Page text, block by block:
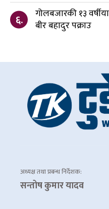
६.
गोलबजारकी १३
बीर बहादुर पक्राउ
अध्यक्ष तथा प्रबन्ध निर्देशक:
सन्तोष कुमार यादव